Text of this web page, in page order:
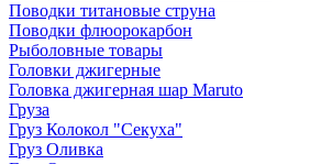
Поводки титановые струна
Поводки флюорокарбон
Рыболовные товары
Головки джигерные
Головка джигерная шар Maruto
Груза
Груз Колокол "Секуха"
Груз Оливка